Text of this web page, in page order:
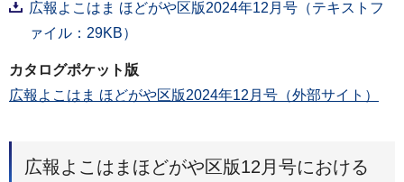
広報よこはま ほどがや区版2024年12月号（テキストフ
ァイル：29KB）
カタログポケット版
広報よこはま ほどがや区版2024年12月号（外部サイト）
広報よこはまほどがや区版12月号における